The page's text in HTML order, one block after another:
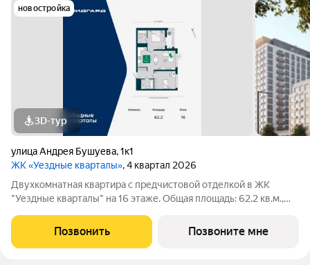
новостройка
3D-тур
улица Андрея Бушуева,1к1
ЖК «Уездные кварталы», 4 квартал 2026
Двухкомнатная квартира с предчистовой отделкой в ЖК
"Уездные кварталы" на 16 этаже. Общая площадь: 62.2 кв.м.,
Комнаты изолированные, все окна выходят на одну сторону. В
квартире одна
Позвонить Позвоните мне